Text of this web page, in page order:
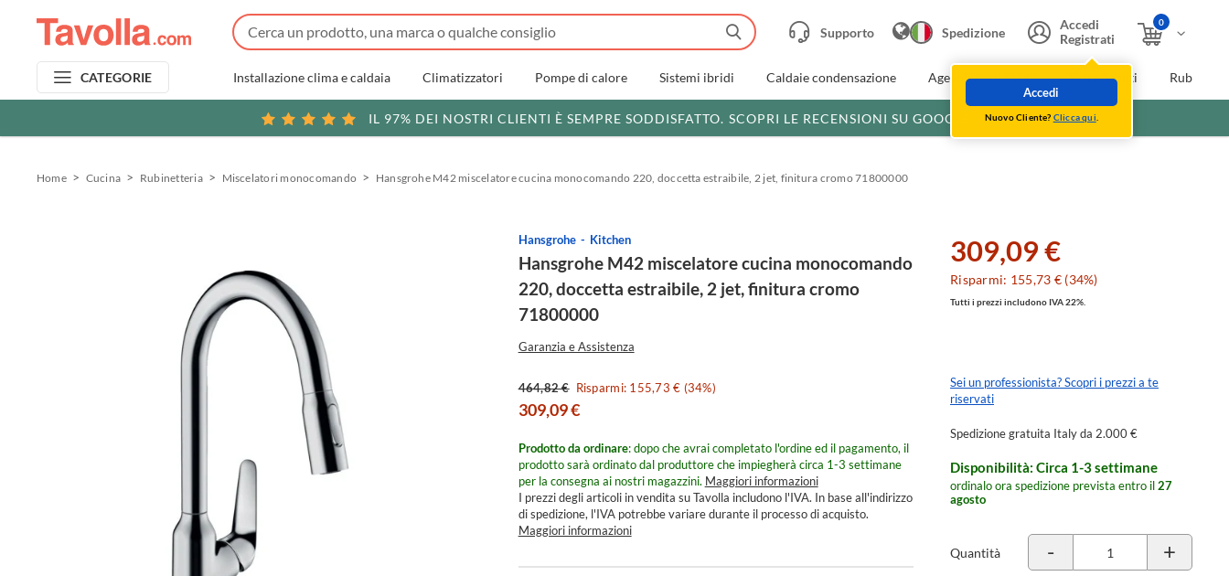
Supporto Spedizione
Accedi
Registrati
Accedi
Nuovo Cliente? Clicca qui
0
CATEGORIE Installazione clima e caldaia Climatizzatori Pompe di calore Sistemi ibridi Caldaie condensazione Agevolazioni fiscali Extra Sconti
IL 97% DEI NOSTRI CLIENTI È SEMPRE SODDISFATTO. SCOPRI LE RECENSIONI SU GOOGLE
Home Cucina Rubinetteria Miscelatori monocomando Hansgrohe M42 miscelatore cucina monocomando 220, doccetta estraibile, 2 jet, finitura cromo 71800000
Hansgrohe Kitchen
Hansgrohe M42 miscelatore cucina monocomando
220, doccetta estraibile, 2 jet, finitura cromo
71800000
Garanzia e Assistenza
309,09 €
464,82 € Risparmi: 155,73 € (34%)
Prodotto da ordinare: dopo che avrai completato l'ordine ed il pagamento, il
prodotto sarà ordinato dal produttore che impiegherà circa 1-3 settimane
per la consegna ai nostri magazzini. Maggiori informazioni
I prezzi degli articoli in vendita su Tavolla includono l'IVA. In base all'indirizzo
di spedizione, l'IVA potrebbe variare durante il processo di acquisto.
Maggiori informazioni
Specifiche
309,09 €
Risparmi: 155,73 € (34%)
Tutti i prezzi includono IVA 22%.
Sei un professionista? Scopri i prezzi a te
riservati
Spedizione gratuita Italy da 2.000 €
Disponibilità: Circa 1-3 settimane
ordinalo ora spedizione prevista entro il27
agosto
Quantità - +